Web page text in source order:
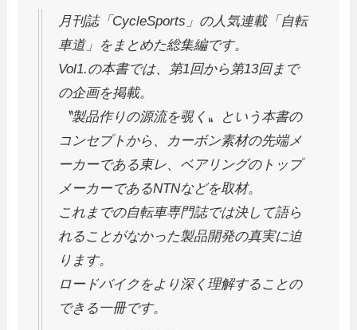
月刊誌「CycleSports」の人気連載「自転
車道」をまとめた総集編です。
Vol1.の本書では、第1回から第13回まで
の企画を掲載。
〝製品作りの源流を覗く〟という本書の
コンセプトから、カーボン素材の先端メ
ーカーである東レ、ベアリングのトップ
メーカーであるNTNなどを取材。
これまでの自転車専門誌では決して語ら
れることがなかった製品開発の真実に迫
ります。
ロードバイクをより深く理解することの
できる一冊です。